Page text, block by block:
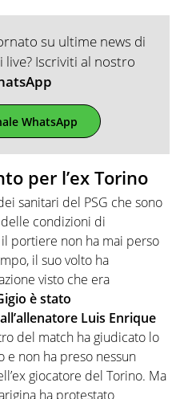
su ultime news di
Iscriviti al nostro
WhatsApp
per l’ex Torino
sanitari del PSG che sono
condizioni di
portiere non ha mai perso
il suo volto ha
visto che era
è stato
Luis Enrique
del match ha giudicato lo
non ha preso nessun
giocatore del Torino. Ma
ha protestato